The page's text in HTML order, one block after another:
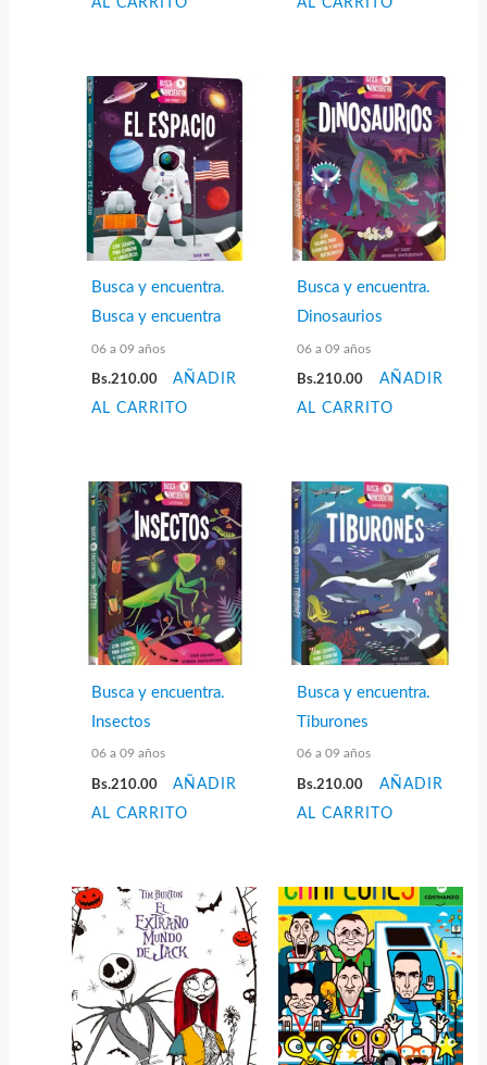
AL CARRITO AL CARRITO
Busca y encuentra.
Busca y encuentra
06 a 09 años
Bs.210.00
AÑADIR
AL CARRITO
Busca y encuentra.
Dinosaurios
06 a 09 años
Bs.210.00
AÑADIR
AL CARRITO
Busca y encuentra.
Insectos
06 a 09 años
Bs.210.00
AÑADIR
AL CARRITO
Busca y encuentra.
Tiburones
06 a 09 años
Bs.210.00
AÑADIR
AL CARRITO